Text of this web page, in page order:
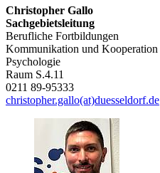
Christopher Gallo
Sachgebietsleitung
Berufliche Fortbildungen
Kommunikation und Kooperation
Psychologie
Raum S.4.11
0211 89-95333
christopher.gallo(at)duesseldorf.de